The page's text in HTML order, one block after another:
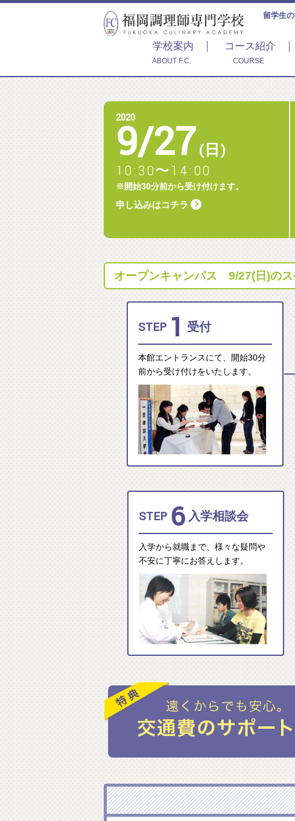
留学生
学校案内
ABOUT F.C.
コース紹介
COURSE
2020
9/27(日)
10:30〜14:00
※開始30分前から受け付けます。
申し込みはコチラ
オープンキャンパス 9/27(日)のス
STEP 1 受付
本館エントランスにて、開始30分
前から受け付けをいたします。
STEP 6 入学相談会
入学から就職まで、様々な疑問や
不安に丁寧にお答えします。